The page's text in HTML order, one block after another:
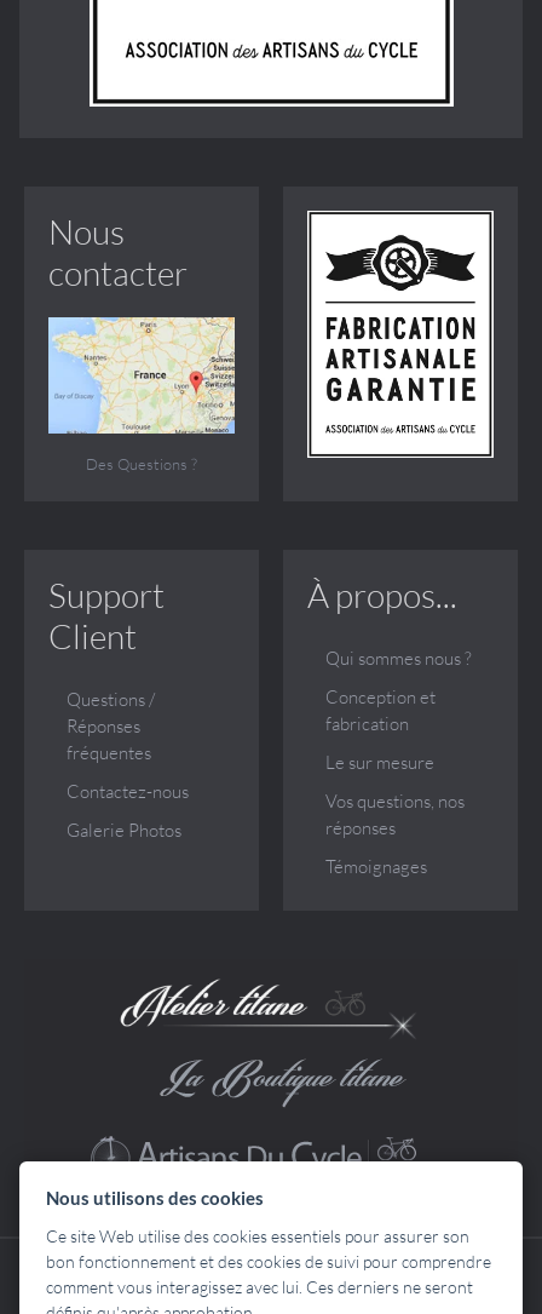
Nous
contacter
Des Questions ?
Support
Client
Questions /
Réponses
fréquentes
Contactez-nous
Galerie Photos
À propos...
Qui sommes nous ?
Conception et
fabrication
Le sur mesure
Vos questions, nos
réponses
Témoignages
Nous utilisons des cookies
Ce site Web utilise des cookies essentiels pour assurer son
bon fonctionnement et des cookies de suivi pour comprendre
comment vous interagissez avec lui. Ces derniers ne seront
SARL ATELIER TITANE
- Tous droits réservés. La
reproduction sur quelque support que ce soit, partielle ou totale, de tout